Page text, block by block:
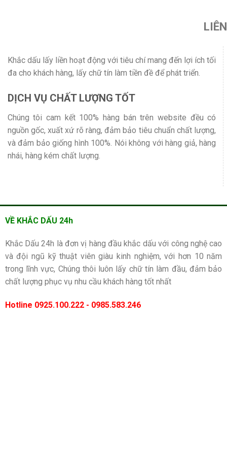
Khắc dấu lấy liền hoạt động với tiêu chí mang đến lợi ích tối
đa cho khách hàng, lấy chữ tín làm tiền đề để phát triển.
DỊCH VỤ CHẤT LƯỢNG TỐT
Chúng tôi cam kết 100% hàng bán trên website đều có
nguồn gốc, xuất xứ rõ ràng, đảm bảo tiêu chuẩn chất lượng,
và đảm bảo giống hình 100%. Nói không với hàng giả, hàng
nhái, hàng kém chất lượng.
VỀ KHẮC DẤU 24h
Khắc Dấu 24h là đơn vị hàng đầu khắc dấu với công nghệ cao
và đội ngũ kỹ thuật viên giàu kinh nghiệm, với hơn 10 năm
trong lĩnh vực, Chúng thôi luôn lấy chữ tín làm đầu, đảm bảo
chất lượng phục vụ nhu cầu khách hàng tốt nhất
Hotline 0925.100.222 - 0985.583.246